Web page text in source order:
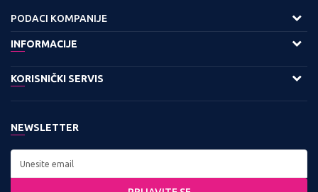
PODACI KOMPANIJE
Adresa :
11158 Beograd
Tel: 0800 220022, 011 3460600
Radno vreme:
Ponedeljak - Petak od
INFORMACIJE
O nama
Zaposlenje
Najčešća pitanja
KORISNIČKI SERVIS
Politika privatnosti
Kako kupiti
Isporuka
NEWSLETTER